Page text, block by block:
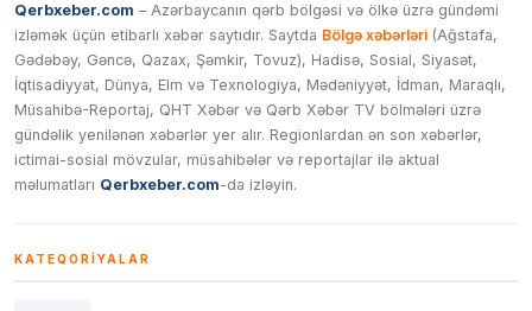
Qerbxeber.com – Azərbaycanın qərb bölgəsi və ölkə üzrə gündəmi
izləmək üçün etibarlı xəbər saytıdır. Saytda Bölgə xəbərləri (Ağstafa,
Gədəbəy, Gəncə, Qazax, Şəmkir, Tovuz), Hadisə, Sosial, Siyasət,
İqtisadiyyat, Dünya, Elm və Texnologiya, Mədəniyyət, İdman, Maraqlı,
Müsahibə-Reportaj, QHT Xəbər və Qərb Xəbər TV bölmələri üzrə
gündəlik yenilənən xəbərlər yer alır. Regionlardan ən son xəbərlər,
ictimai-sosial mövzular, müsahibələr və reportajlar ilə aktual
məlumatları Qerbxeber.com-da izləyin.
KATEQORIYALAR